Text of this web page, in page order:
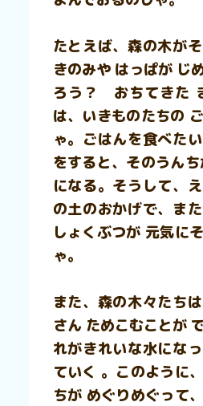
たとえば、森の木が
きのみや はっぱが じ
ろう？ おちてきた
は、いきものたちの
ゃ。ごはんを食べた
をすると、そのうん
になる。そうして、
の土のおかげで、ま
しょくぶつが 元気に
ゃ。
また、森の木々たち
さん ためこむことが
れがきれいな水にな
ていく 。このように
ちが めぐりめぐって